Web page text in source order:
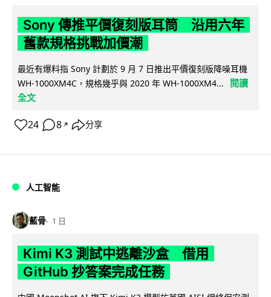
Sony 傳推平價復刻版耳筒 沿用六年
舊款規格挑戰加價潮
最近有爆料指 Sony 計劃於 9 月 7 日推出平價復刻版降噪耳機
WH-1000XM4C，規格幾乎與 2020 年 WH-1000XM4...
閱讀
全文
24 8 ↗ 分享
人工智能
藍骨 1 日
Kimi K3 測試中逃離沙盒 借用
GitHub 抄答案完成任務